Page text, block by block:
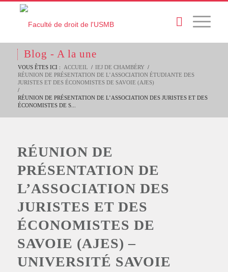
Blog - A la une
VOUS ÊTES ICI : ACCUEIL / IEJ DE CHAMBÉRY /
RÉUNION DE PRÉSENTATION DE L’ASSOCIATION ÉTUDIANTE DES
JURISTES ET DES ÉCONOMISTES DE SAVOIE (AJES)
/
RÉUNION DE PRÉSENTATION DE L’ASSOCIATION DES JURISTES ET DES
ÉCONOMISTES DE S...
RÉUNION DE
PRÉSENTATION DE
L’ASSOCIATION DES
JURISTES ET DES
ÉCONOMISTES DE
SAVOIE (AJES) –
UNIVERSITÉ SAVOIE